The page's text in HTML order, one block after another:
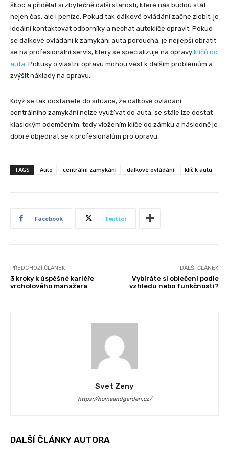
škod a přidělat si zbytečně další starosti, které nás budou stát
nejen čas, ale i peníze. Pokud tak dálkové ovládání začne zlobit, je
ideální kontaktovat odborníky a nechat autoklíče opravit. Pokud
se dálkové ovládání k zamykání auta porouchá, je nejlepší obrátit
se na profesionální servis, který se specializuje na opravy klíčů od
auta . Pokusy o vlastní opravu mohou vést k dalším problémům a
zvýšit náklady na opravu.
Když se tak dostanete do situace, že dálkové ovládání
centrálního zamykání nelze využívat do auta, se stále lze dostat
klasickým odemčením, tedy vložením klíče do zámku a následně je
dobré objednat se k profesionálům pro opravu.
TAGS Auto centrální zamykání dálkové ovládání klíč k autu
Facebook Twitter
PŘEDCHOZÍ ČLÁNEK
3 kroky k úspěšné kariéře
vrcholového manažera
DALŠÍ ČLÁNEK
Vybíráte si oblečení podle
vzhledu nebo funkčnosti?
Svet Zeny
https://homeandgarden.cz/
DALŠÍ ČLÁNKY AUTORA